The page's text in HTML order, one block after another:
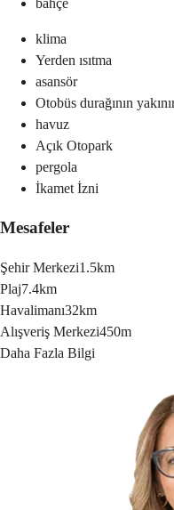
klima
Yerden ısıtma
asansör
Otobüs durağının
havuz
Açık Otopark
pergola
İkamet İzni
Mesafeler
Şehir Merkezi1.5km
Plaj7.4km
Havalimanı32km
Alışveriş Merkezi450m
Daha Fazla Bilgi